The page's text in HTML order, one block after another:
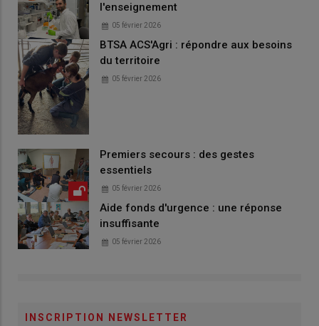
l'enseignement
05 février 2026
BTSA ACS'Agri : répondre aux besoins
du territoire
05 février 2026
Premiers secours : des gestes
essentiels
05 février 2026
Aide fonds d'urgence : une réponse
insuffisante
05 février 2026
INSCRIPTION NEWSLETTER